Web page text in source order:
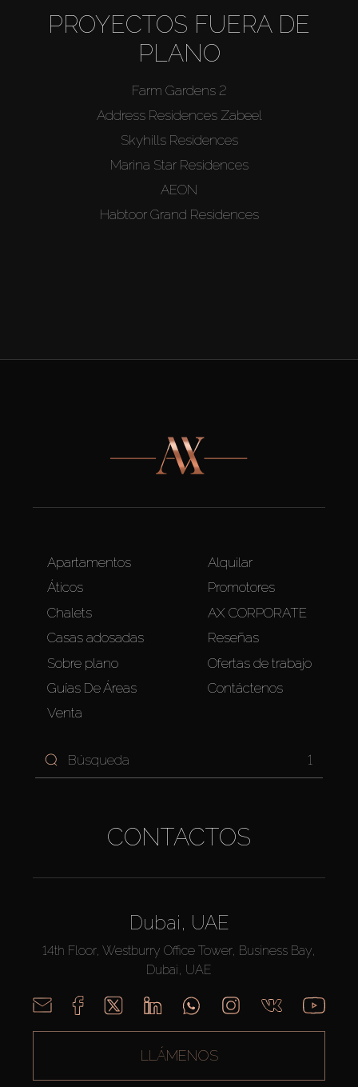
PROYECTOS FUERA DE
PLANO
Farm Gardens 2
Address Residences Zabeel
Skyhills Residences
Marina Star Residences
AEON
Habtoor Grand Residences
Apartamentos
Áticos
Chalets
Casas adosadas
Sobre plano
Guías De Áreas
Venta
Alquilar
Promotores
AX CORPORATE
Reseñas
Ofertas de trabajo
Contáctenos
1
CONTACTOS
Dubai, UAE
14th Floor, Westburry Office Tower, Business Bay,
Dubai, UAE
LLÁMENOS